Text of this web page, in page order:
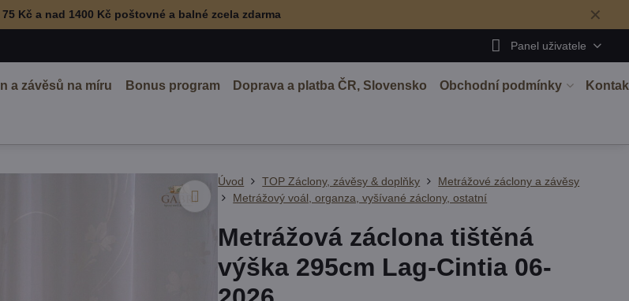
✕
Kč a nad 1400 Kč poštovné a balné zcela zdarma
Panel uživatele
a závěsů na míru Bonus program Doprava a platba ČR, Slovensko Obchodní podmínky
Úvod TOP Záclony, závěsy & doplňky
Metrážové záclony a závěsy
Metrážový voál, organza, vyšívané záclony, ostatní
Metrážová záclona tištěná
výška 295cm Lag-Cintia 06-